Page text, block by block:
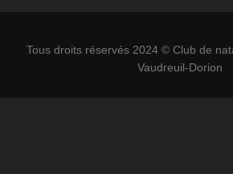
Tous droits réservés 2024 © Club de
Vaudreuil-Dorion